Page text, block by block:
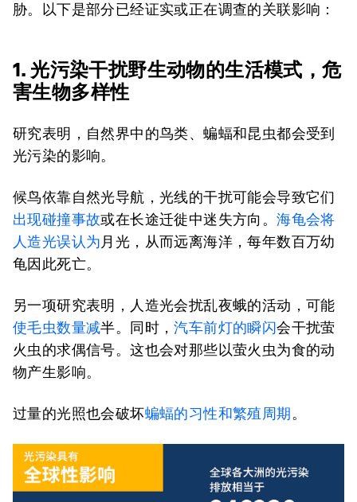
胁。以下是部分已经证实或正在调查的关联影响：
1. 光污染干扰野生动物的生活模式，危
害生物多样性
研究表明，自然界中的鸟类、蝙蝠和昆虫都会受到
光污染的影响。
候鸟依靠自然光导航，光线的干扰可能会导致它们
出现碰撞事故或在长途迁徙中迷失方向。海龟会将
人造光误认为 月光，从而远离海洋，每年数百万幼
龟因此死亡。
另一项研究表明，人造光会扰乱夜蛾的活动，可能
使毛虫数量减半。同时，汽车前灯的瞬闪会干扰萤
火虫的求偶信号。这也会对那些以萤火虫为食的动
物产生影响。
过量的光照也会破坏蝙蝠的习性和繁殖周期。